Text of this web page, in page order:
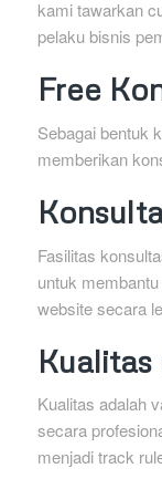
kami tawarkan
pelaku bisnis
Free
Sebagai bentuk
memberikan
Fasilitas
untuk
website secara
Kualitas adalah
secara
menjadi track